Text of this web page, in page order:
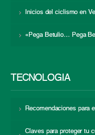
Inicios del ciclismo en
«Pega Betulio… Pega
TECNOLOGÍA
Recomendaciones para
Claves para proteger tu